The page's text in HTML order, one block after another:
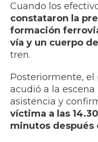
Cuando los
constataron la
formación
vía y un cuerpo
tren.
Posteriormente,
acudió a la
asistencia y
víctima a las
minutos después